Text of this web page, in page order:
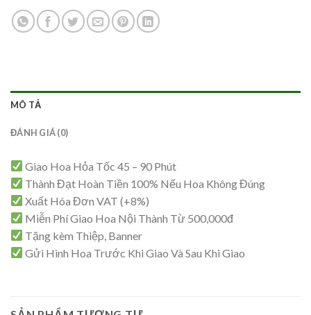
MÔ TẢ
ĐÁNH GIÁ (0)
Giao Hoa Hỏa Tốc 45 – 90 Phút
Thành Đạt Hoàn Tiền 100% Nếu Hoa Không Đúng
Xuất Hóa Đơn VAT (+8%)
Miễn Phí Giao Hoa Nội Thành Từ 500,000đ
Tặng kèm Thiệp, Banner
Gửi Hình Hoa Trước Khi Giao Và Sau Khi Giao